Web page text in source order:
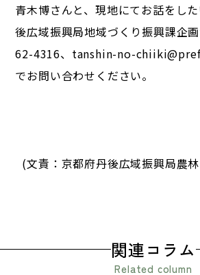
青木博さんと、現地にてお話をし
後広域振興局地域づくり振興課企
62-4316、 tanshin-no-
でお問い合わせください。
(文責：京都府丹後広域振興局農
関連コラム
Related column